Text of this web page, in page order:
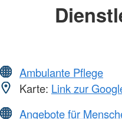
Ambulante Pflege
Karte: Link zur
Angebote für